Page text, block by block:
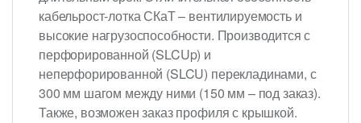
кабельрост-лотка СКаТ – вентилируемость и
высокие нагрузоспособности. Производится с
перфорированной (SLCUp) и
неперфорированной (SLCU) перекладинами, с
300 мм шагом между ними (150 мм – под заказ).
Также, возможен заказ профиля с крышкой.